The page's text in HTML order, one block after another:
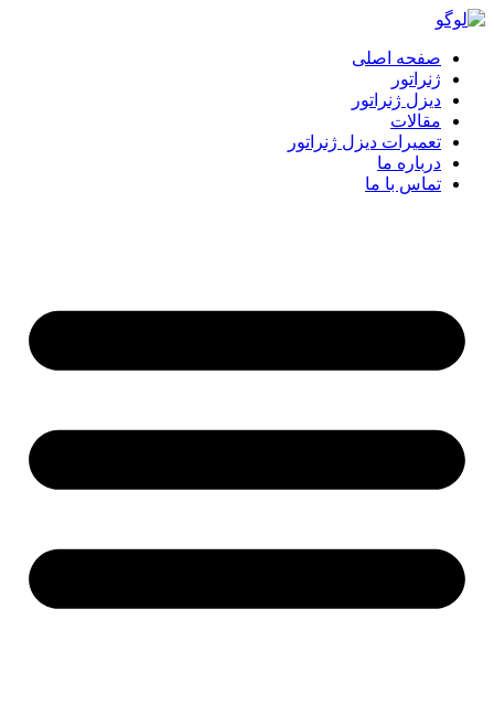
پرش
محتوا
صفحه اصلی
ژنراتور
دیزل ژنراتور
مقالات
تعمیرات دیزل ژنراتور
درباره ما
تماس با ما